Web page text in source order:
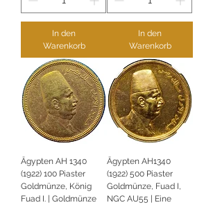
In den
Warenkorb
In den
Warenkorb
Ägypten AH 1340
(1922) 100 Piaster
Goldmünze, König
Fuad I. | Goldmünze
Ägypten AH1340
(1922) 500 Piaster
Goldmünze, Fuad I,
NGC AU55 | Eine